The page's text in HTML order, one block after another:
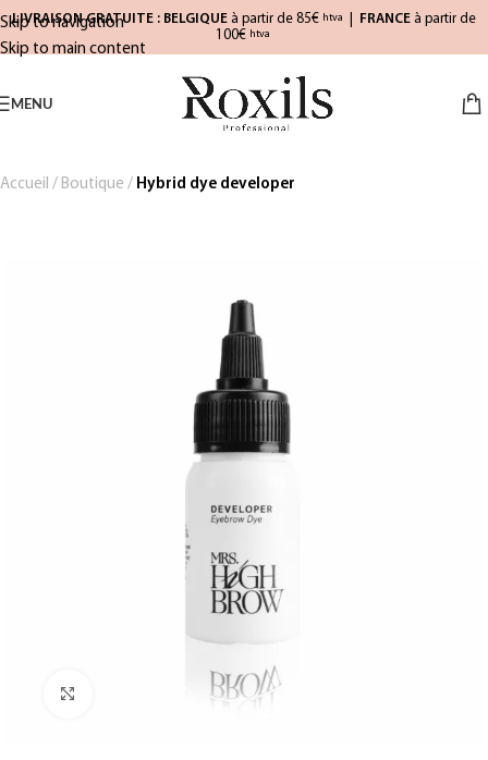
Skip to navigation
Skip to main content
LIVRAISON GRATUITE : BELGIQUE à partir de 85€ htva FRANCE à partir de
100€ htva
MENU
Accueil / Boutique / Hybrid dye developer